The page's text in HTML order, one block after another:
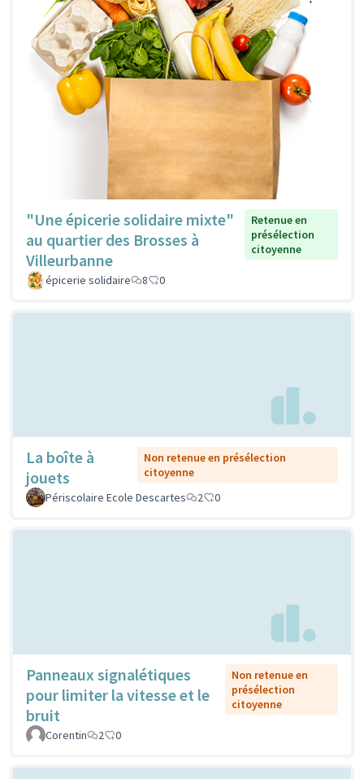
"Une épicerie solidaire mixte"
au quartier des Brosses à
Villeurbanne
Retenue en
présélection
citoyenne
épicerie solidaire 8 0
La boîte à
jouets
Non retenue en présélection
citoyenne
Périscolaire Ecole Descartes
2 0
Panneaux signalétiques
pour limiter la vitesse et le
bruit
Non retenue en
présélection
citoyenne
Corentin 2 0